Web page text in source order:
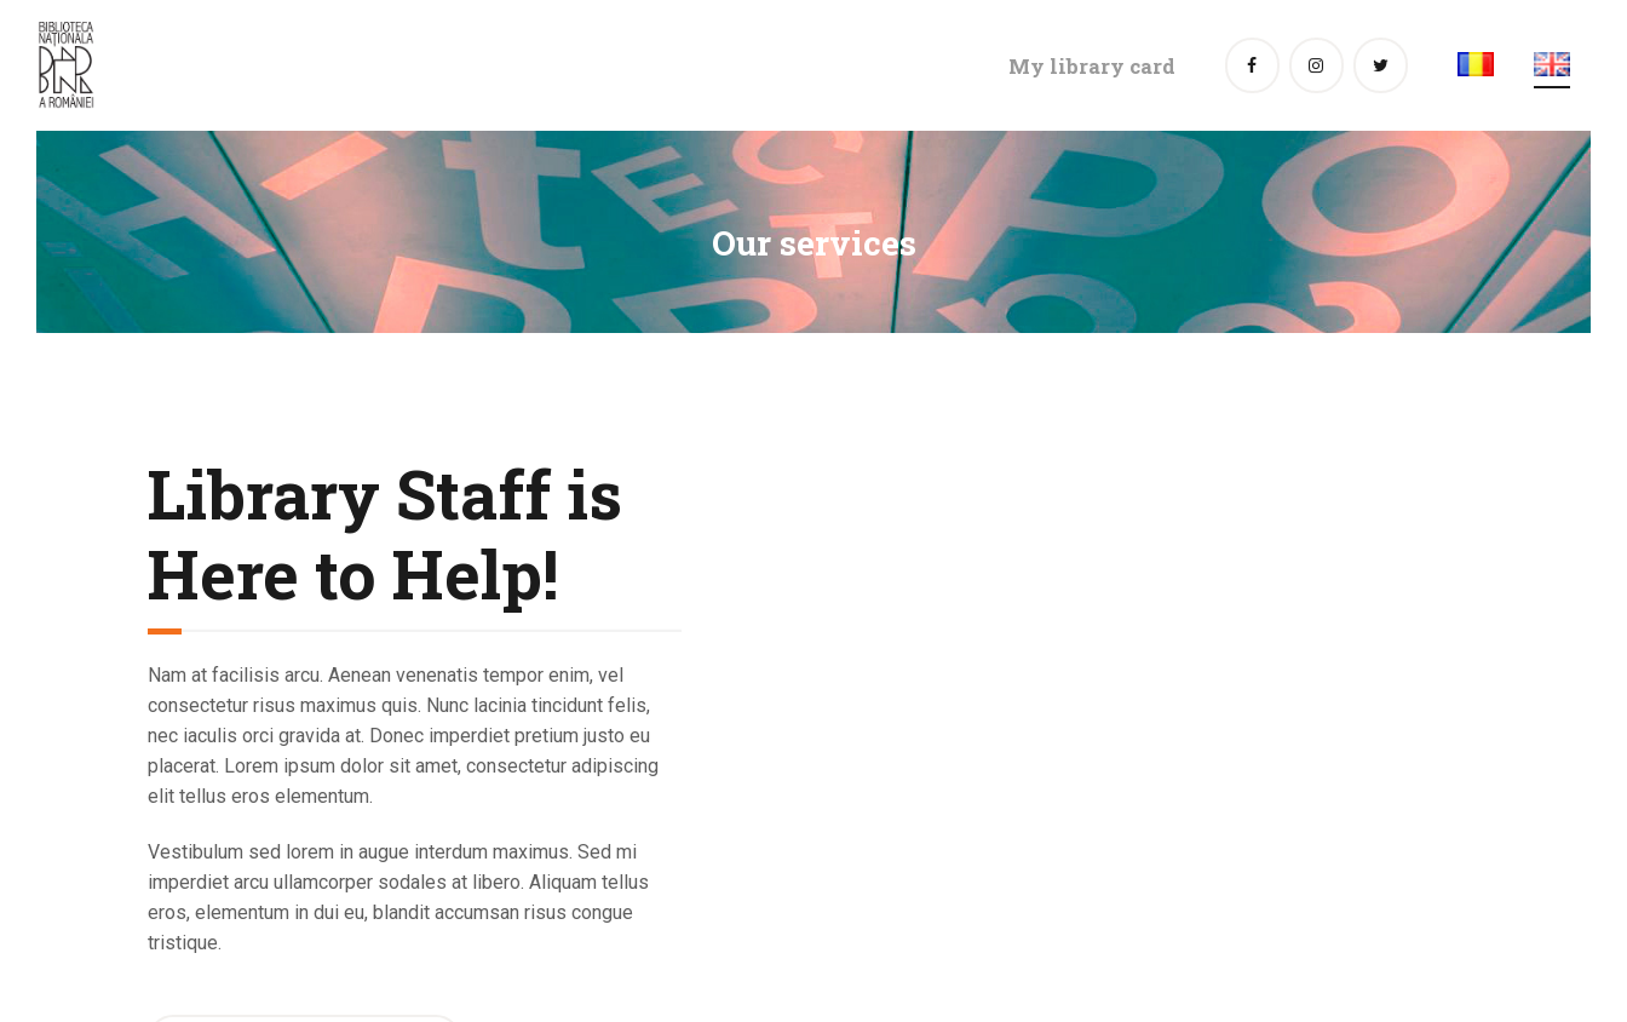
My library card
Our services
Library Staff is
Here to Help!
Nam at facilisis arcu. Aenean venenatis tempor enim, vel
consectetur risus maximus quis. Nunc lacinia tincidunt felis,
nec iaculis orci gravida at. Donec imperdiet pretium justo eu
placerat. Lorem ipsum dolor sit amet, consectetur adipiscing
elit tellus eros elementum.
Vestibulum sed lorem in augue interdum maximus. Sed mi
imperdiet arcu ullamcorper sodales at libero. Aliquam tellus
eros, elementum in dui eu, blandit accumsan risus congue
tristique.